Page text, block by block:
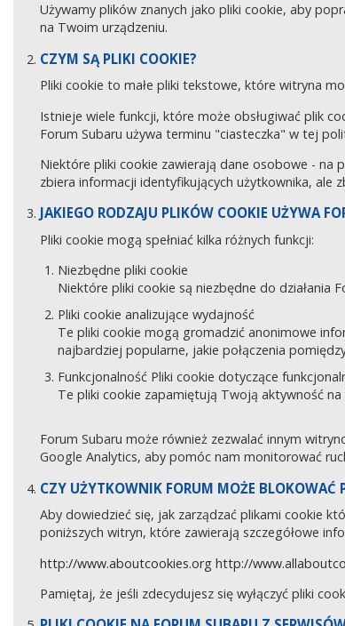
Używamy plików znanych jako pliki cookie, aby
na Twoim urządzeniu.
CZYM SĄ PLIKI COOKIE?
Pliki cookie to małe pliki tekstowe, które witryna
Istnieje wiele funkcji, które może obsługiwać plik
Forum Subaru używa terminu "ciasteczka" w tej
Niektóre pliki cookie zawierają dane osobowe - na
zbiera informacji identyfikujących użytkownika, ale
JAKIEGO RODZAJU PLIKÓW COOKIE UŻYWA
Pliki cookie mogą spełniać kilka różnych funkcji:
Niezbędne pliki cookie
Niektóre pliki cookie są niezbędne do działania
Pliki cookie analizujące wydajność
Te pliki cookie mogą gromadzić anonimowe
najbardziej popularne, jakie połączenia
Funkcjonalność Pliki cookie dotyczące
Te pliki cookie zapamiętują Twoją aktywność
Forum Subaru może również zezwalać innym
Google Analytics, aby pomóc nam monitorować
CZY UŻYTKOWNIK FORUM MOŻE BLOKOWAĆ
Aby dowiedzieć się, jak zarządzać plikami cookie
poniższych witryn, które zawierają szczegółowe
http://www.aboutcookies.org http://
Pamiętaj, że jeśli zdecydujesz się wyłączyć pliki